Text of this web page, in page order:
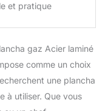
et pratique
gaz Acier laminé
comme un choix
une plancha
à utiliser. Que vous